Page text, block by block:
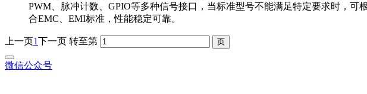
PWM、脉冲计数、GPIO等多种信号接口，当标准型号不能满足特定要求时，
合EMC、EMI标准，性能稳定可靠。
上一页1下一页 转至第
微信公众号